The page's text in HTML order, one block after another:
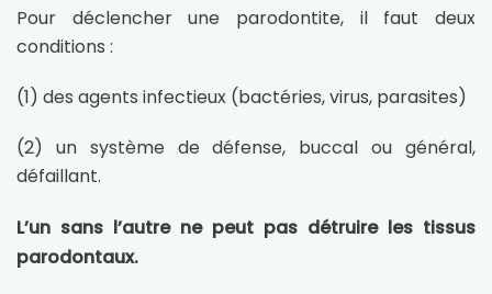
Pour déclencher une parodontite, il faut deux
conditions :
(1) des agents infectieux (bactéries, virus, parasites)
(2) un système de défense, buccal ou général,
défaillant.
L’un sans l’autre ne peut pas détruire les tissus
parodontaux.